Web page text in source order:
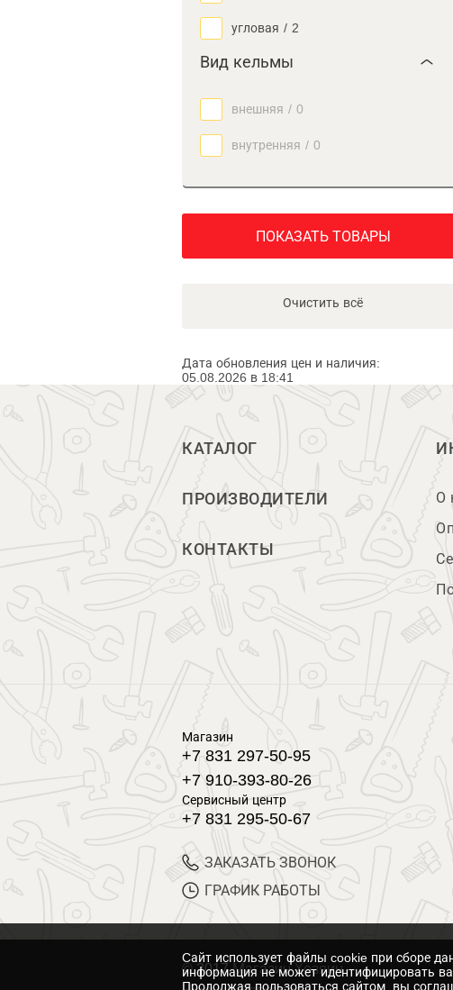
угловая / 2
Вид кельмы
внешняя / 0
внутренняя / 0
ПОКАЗАТЬ ТОВАРЫ
Очистить всё
Дата обновления цен и наличия:
05.08.2026 в 18:41
КАТАЛОГ
ПРОИЗВОДИТЕЛИ
КОНТАКТЫ
О
Магазин
+7 831 297-50-95
+7 910-393-80-26
Сервисный центр
+7 831 295-50-67
ЗАКАЗАТЬ ЗВОНОК
ГРАФИК РАБОТЫ
© 2017 Магазин Хозяин
Cайт использует файлы cookie при сборе
информация не может идентифицировать
Продолжая пользоваться сайтом, вы